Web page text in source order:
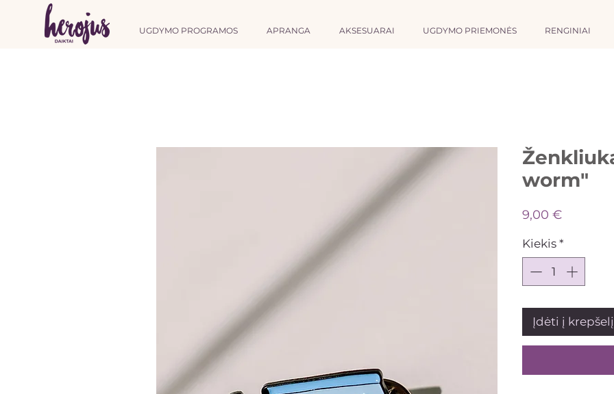
UGDYMO PROGRAMOS APRANGA AKSESUARAI UGDYMO PRIEMONĖS RENGINIAI
worm"
9,00 €Price
Kiekis *
Įdėti į krepšelį